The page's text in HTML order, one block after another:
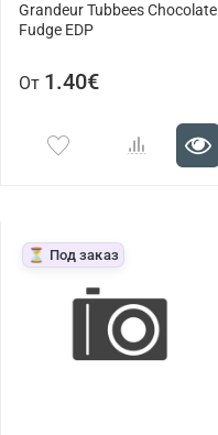
Grandeur Tubbees Chocolate
Fudge EDP
От 1.40€
⏳ Под заказ